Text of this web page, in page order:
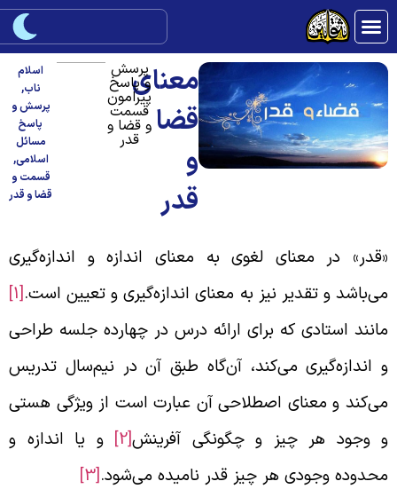
معنای
قضا
و
قدر
پرسش
و پاسخ
پیرامون
قسمت
و قضا و
قدر
اسلام
ناب,
پرسش و
پاسخ
مسائل
اسلامی,
قسمت و
قضا و قدر
در معنای لغوی به معنای اندازه و اندازه‌گیری
و تقدیر نیز به معنای اندازه‌گیری و تعیین است.[1]
استادی که برای ارائه درس در چهارده جلسه طراحی
اندازه‌گیری می‌کند، آن‌گاه طبق آن در نیم‌سال تدریس
و معنای اصطلاحی آن عبارت است از ویژگی هستی
وجود هر چیز و چگونگی آفرینش[2] و یا اندازه و
وجودی هر چیز قدر نامیده می‌شود.[3]